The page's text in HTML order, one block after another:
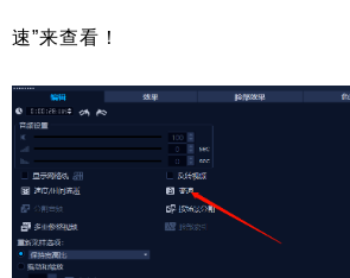
速”来查看！